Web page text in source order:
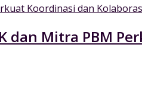
dan Mitra PBM